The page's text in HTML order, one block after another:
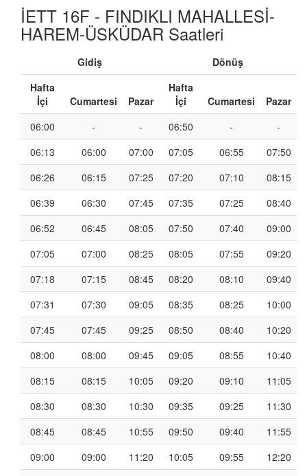
İETT 16F - FINDIKLI MAHALLESİ-
HAREM-ÜSKÜDAR Saatleri
Gidiş
Dönüş
Hafta
İçi
Cumartesi Pazar
Hafta
İçi
Cumartesi
Pazar
06:00
- - 06:50 -
-
06:13
06:00 07:00 07:05 06:55
07:50
06:26
06:15 07:25 07:20 07:10
08:15
06:39
06:30 07:45 07:35 07:25
08:40
06:52
06:45 08:05 07:50 07:40
09:00
07:05
07:00 08:25 08:05 07:55
09:20
07:18
07:15 08:45 08:20 08:10
09:40
07:31
07:30 09:05 08:35 08:25
10:00
07:45
07:45 09:25 08:50 08:40
10:20
08:00
08:00 09:45 09:05 08:55
10:40
08:15
08:15 10:05 09:20 09:10
11:05
08:30
08:30 10:30 09:35 09:25
11:30
08:45
08:45 10:55 09:50 09:40
11:55
09:00
09:00 11:20 10:05 09:55
12:20